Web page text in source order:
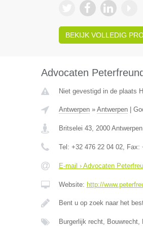
BEKIJK VOLLEDIG
Advocaten
Niet gevestigd in de plaats
Antwerpen» Antwerpen|
Britselei 43, 2000 Antwerpen
Tel: +32 476 22 04 02, Fax:
E-mail › Advocaten
Website: http://
Bent u op zoek naar het
Burgerlijk recht, Bouwrecht,